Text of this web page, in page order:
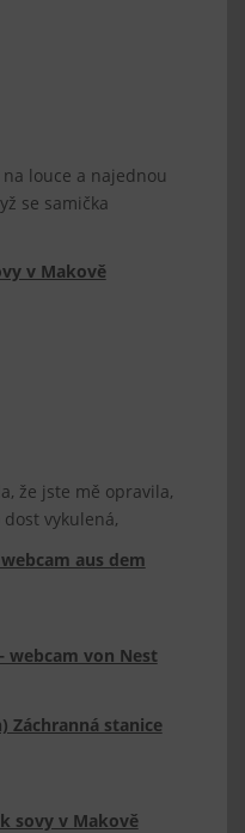
louce a najednou
se samička
v Makově
že jste mě opravila,
vykulená,
aus dem
webcam von Nest
Záchranná stanice
sovy v Makově